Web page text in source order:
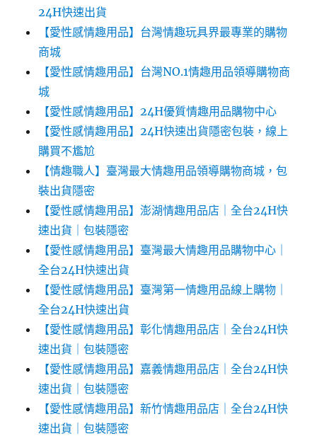
24H快速出貨
【愛性感情趣用品】台灣情趣玩具界最專業的購物
商城
【愛性感情趣用品】台灣NO.1情趣用品領導購物商
城
【愛性感情趣用品】24H優質情趣用品購物中心
【愛性感情趣用品】24H快速出貨隱密包裝，線上
購買不尷尬‎‎
【情趣職人】臺灣最大情趣用品領導購物商城，包
裝出貨隱密
【愛性感情趣用品】澎湖情趣用品店｜全台24H快
速出貨｜包裝隱密
【愛性感情趣用品】臺灣最大情趣用品購物中心｜
全台24H快速出貨
【愛性感情趣用品】臺灣第一情趣用品線上購物｜
全台24H快速出貨
【愛性感情趣用品】彰化情趣用品店｜全台24H快
速出貨｜包裝隱密
【愛性感情趣用品】嘉義情趣用品店｜全台24H快
速出貨｜包裝隱密
【愛性感情趣用品】新竹情趣用品店｜全台24H快
速出貨｜包裝隱密